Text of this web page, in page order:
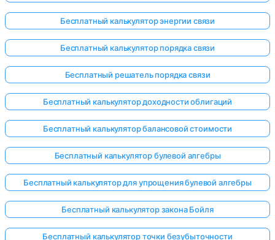
Бесплатный калькулятор энергии связи
Бесплатный калькулятор порядка связи
Бесплатный решатель порядка связи
Бесплатный калькулятор доходности облигаций
Бесплатный калькулятор балансовой стоимости
Бесплатный калькулятор булевой алгебры
Бесплатный калькулятор для упрощения булевой алгебры
Бесплатный калькулятор закона Бойля
Бесплатный калькулятор точки безубыточности